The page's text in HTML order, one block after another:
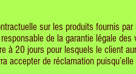
sur les produits fournis
de la garantie légale
à 20 jours pour lesquels le client
accepter de réclamation